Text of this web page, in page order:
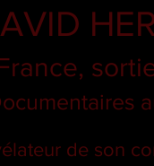
de son